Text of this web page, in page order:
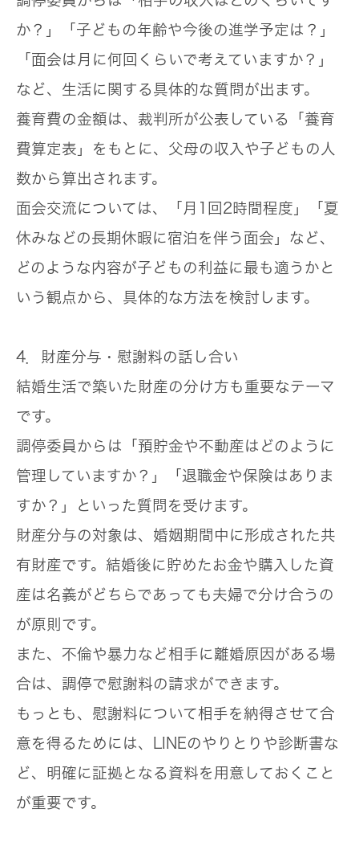
か？」「子どもの年齢や今後の進学予定は？」
「面会は月に何回くらいで考えていますか？」
など、生活に関する具体的な質問が出ます。
養育費の金額は、裁判所が公表している「養育
費算定表」をもとに、父母の収入や子どもの人
数から算出されます。
面会交流については、「月1回2時間程度」「夏
休みなどの長期休暇に宿泊を伴う面会」など、
どのような内容が子どもの利益に最も適うかと
いう観点から、具体的な方法を検討します。
4．財産分与・慰謝料の話し合い
結婚生活で築いた財産の分け方も重要なテーマ
です。
調停委員からは「預貯金や不動産はどのように
管理していますか？」「退職金や保険はありま
すか？」といった質問を受けます。
財産分与の対象は、婚姻期間中に形成された共
有財産です。結婚後に貯めたお金や購入した資
産は名義がどちらであっても夫婦で分け合うの
が原則です。
また、不倫や暴力など相手に離婚原因がある場
合は、調停で慰謝料の請求ができます。
もっとも、慰謝料について相手を納得させて合
意を得るためには、LINEのやりとりや診断書な
ど、明確に証拠となる資料を用意しておくこと
が重要です。